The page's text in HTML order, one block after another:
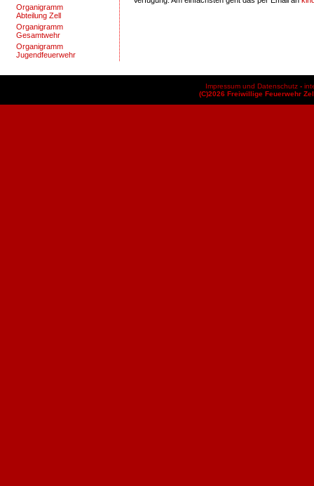
Organigramm
Abteilung Zell
Organigramm
Gesamtwehr
Organigramm
Jugendfeuerwehr
Impressum und Datenschutz -
(C)2026 Freiwillige Feuerwehr